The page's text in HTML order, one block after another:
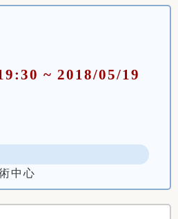
~ 2018/05/19
中心